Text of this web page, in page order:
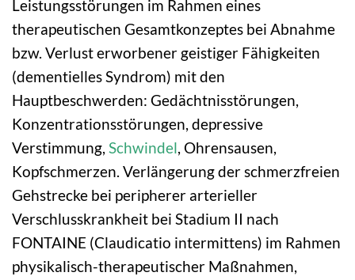
Leistungsstörungen im Rahmen eines
therapeutischen Gesamtkonzeptes bei Abnahme
bzw. Verlust erworbener geistiger Fähigkeiten
(dementielles Syndrom) mit den
Hauptbeschwerden: Gedächtnisstörungen,
Konzentrationsstörungen, depressive
Verstimmung, Schwindel, Ohrensausen,
Kopfschmerzen. Verlängerung der schmerzfreien
Gehstrecke bei peripherer arterieller
Verschlusskrankheit bei Stadium II nach
FONTAINE (Claudicatio intermittens) im Rahmen
physikalisch-therapeutischer Maßnahmen,